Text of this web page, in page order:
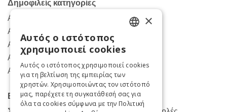
Δημοφιλείς κατηγορίες
Ανδρικά παντελόνια
Ανδρικα πουκάμισα
Ανδρικά πανωφόρια
Ανδρικά κοστούμια
Ανδρικές μπλούζες
Βοήθεια
GREEK
×
Αυτός ο ιστότοπος
χρησιμοποιεί cookies
Αυτός ο ιστότοπος χρησιμοποιεί cookies
για τη βελτίωση της εμπειρίας των
χρηστών. Χρησιμοποιώντας τον ιστότοπό
μας, παρέχετε τη συγκατάθεσή σας για
όλα τα cookies σύμφωνα με την Πολιτική